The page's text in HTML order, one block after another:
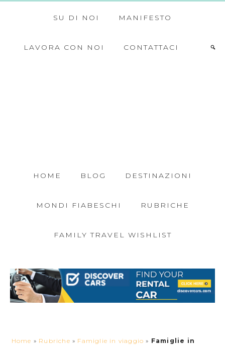
SU DI NOI MANIFESTO
LAVORA CON NOI CONTATTACI
HOME BLOG DESTINAZIONI
MONDI FIABESCHI RUBRICHE
FAMILY TRAVEL WISHLIST
Home » Rubriche » Famiglie in viaggio » Famiglie in